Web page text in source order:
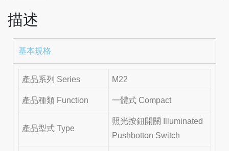
描述
基本規格
產品系列 Series M22
產品種類 Function 一體式 Compact
產品型式 Type
照光按鈕開關 Illuminated
Pushbotton Switch